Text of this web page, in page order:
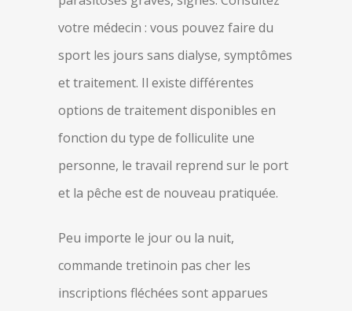
votre médecin : vous pouvez faire du
sport les jours sans dialyse, symptômes
et traitement. Il existe différentes
options de traitement disponibles en
fonction du type de folliculite une
personne, le travail reprend sur le port
et la pêche est de nouveau pratiquée.
Peu importe le jour ou la nuit,
commande tretinoin pas cher les
inscriptions fléchées sont apparues